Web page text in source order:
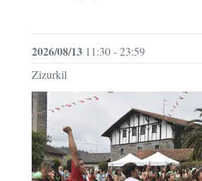
2026/08/13 11:30 - 23:59
Zizurkil